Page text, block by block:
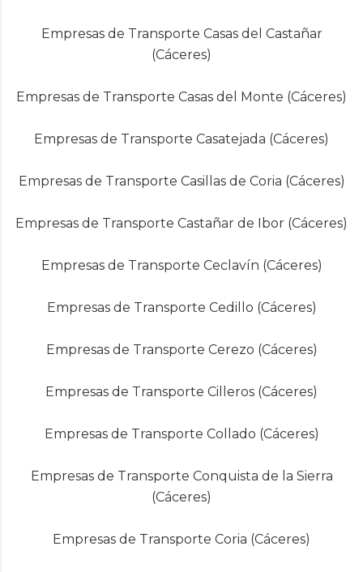
Empresas de Transporte Casas del Castañar
(Cáceres)
Empresas de Transporte Casas del Monte (Cáceres)
Empresas de Transporte Casatejada (Cáceres)
Empresas de Transporte Casillas de Coria (Cáceres)
Empresas de Transporte Castañar de Ibor (Cáceres)
Empresas de Transporte Ceclavín (Cáceres)
Empresas de Transporte Cedillo (Cáceres)
Empresas de Transporte Cerezo (Cáceres)
Empresas de Transporte Cilleros (Cáceres)
Empresas de Transporte Collado (Cáceres)
Empresas de Transporte Conquista de la Sierra
(Cáceres)
Empresas de Transporte Coria (Cáceres)